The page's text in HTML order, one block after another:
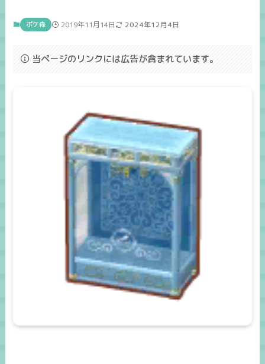
ポケ森 2019年11月14日 2024年12月4日
当ページのリンクには広告が含まれています。